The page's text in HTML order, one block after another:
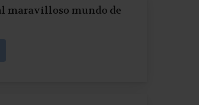
maravilloso mundo de